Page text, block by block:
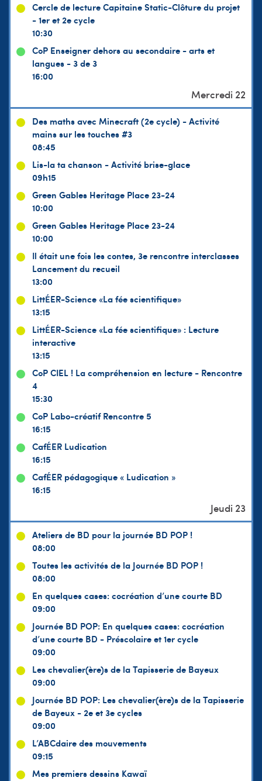
Cercle de lecture Capitaine Static-Clôture du projet
- 1er et 2e cycle
10:30
CoP Enseigner dehors au secondaire - arts et
langues - 3 de 3
16:00
Des maths avec Minecraft (2e cycle) - Activité
mains sur les touches #3
08:45
Lis-la ta chanson - Activité brise-glace
09h15
Green Gables Heritage Place 23-24
10:00
Green Gables Heritage Place 23-24
10:00
Il était une fois les contes, 3e rencontre interclasses
Lancement du recueil
13:00
LittÉER-Science «La fée scientifique»
13:15
LittÉER-Science «La fée scientifique» : Lecture
interactive
13:15
CoP CIEL ! La compréhension en lecture - Rencontre
4
15:30
CoP Labo-créatif Rencontre 5
16:15
CafÉER Ludication
16:15
CafÉER pédagogique « Ludication »
16:15
Ateliers de BD pour la journée BD POP !
08:00
Toutes les activités de la Journée BD POP !
08:00
En quelques cases: cocréation d’une courte BD
09:00
Journée BD POP: En quelques cases: cocréation
d’une courte BD - Préscolaire et 1er cycle
09:00
Les chevalier(ère)s de la Tapisserie de Bayeux
09:00
Journée BD POP: Les chevalier(ère)s de la Tapisserie
de Bayeux - 2e et 3e cycles
09:00
L’ABCdaire des mouvements
09:15
Mes premiers dessins Kawaï